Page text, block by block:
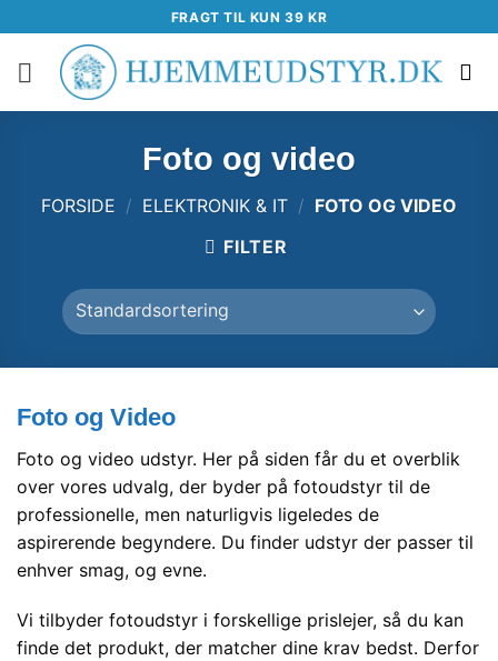
til
indhold
FRAGT TIL KUN 39 KR
Foto og video
FORSIDE / ELEKTRONIK & IT / FOTO OG VIDEO
FILTER
Foto og Video
Foto og video udstyr. Her på siden får du et overblik
over vores udvalg, der byder på fotoudstyr til de
professionelle, men naturligvis ligeledes de
aspirerende begyndere. Du finder udstyr der passer til
enhver smag, og evne.
Vi tilbyder fotoudstyr i forskellige prislejer, så du kan
finde det produkt, der matcher dine krav bedst. Derfor